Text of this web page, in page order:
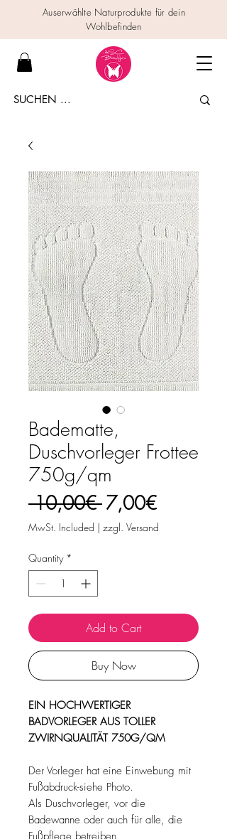
Auserwählte Naturprodukte für dein
Wohlbefinden
Badematte,
Duschvorleger Frottee
750g/qm
10,00€ Regular
Price
7,00€Sale
Price
MwSt. Included | zzgl. Versand
Quantity *
Add to Cart
Buy Now
EIN HOCHWERTIGER
BADVORLEGER AUS TOLLER
ZWIRNQUALITÄT 750G/QM
Der Vorleger hat eine Einwebung mit
Fußabdruck-siehe Photo.
Als Duschvorleger, vor die
Badewanne oder auch für alle, die